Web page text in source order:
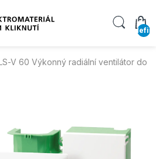
V 60 Výkonný radiální ventilátor